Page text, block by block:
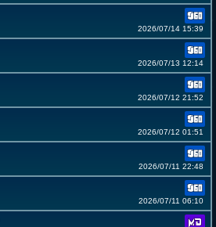
2026/07/14 15:39
2026/07/13 12:14
2026/07/12 21:52
2026/07/12 01:51
2026/07/11 22:48
2026/07/11 06:10